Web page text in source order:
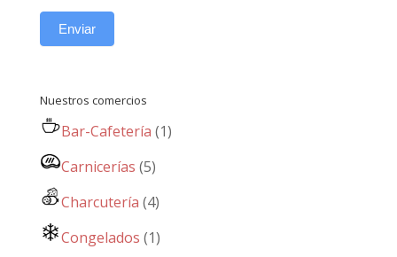
Enviar
Nuestros comercios
Bar-Cafetería (1)
Carnicerías (5)
Charcutería (4)
Congelados (1)